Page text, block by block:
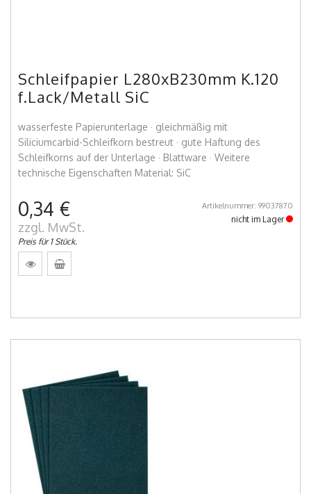
Schleifpapier L280xB230mm K.120
f.Lack/Metall SiC
wasserfeste Papierunterlage · gleichmäßig mit
Siliciumcarbid-Schleifkorn bestreut · gute Haftung des
Schleifkorns auf der Unterlage · Blattware · Weitere
technische Eigenschaften Material: SiC
0,34 €
zzgl. MwSt.
Preis für 1 Stück.
Artikelnummer: 99037870
nicht im Lager